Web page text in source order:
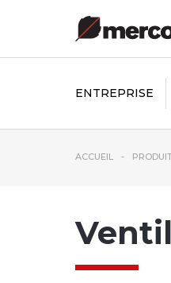
ENTREPRISE
ACCUEIL